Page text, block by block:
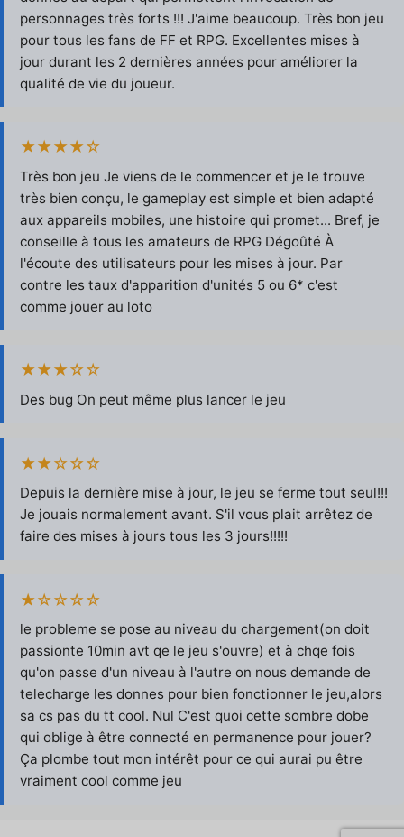
personnages très forts !!! J'aime beaucoup. Très bon jeu
pour tous les fans de FF et RPG. Excellentes mises à
jour durant les 2 dernières années pour améliorer la
qualité de vie du joueur.
★★★★☆
Très bon jeu Je viens de le commencer et je le trouve
très bien conçu, le gameplay est simple et bien adapté
aux appareils mobiles, une histoire qui promet... Bref, je
conseille à tous les amateurs de RPG Dégoûté À
l'écoute des utilisateurs pour les mises à jour. Par
contre les taux d'apparition d'unités 5 ou 6* c'est
comme jouer au loto
★★★☆☆
Des bug On peut même plus lancer le jeu
★★☆☆☆
Depuis la dernière mise à jour, le jeu se ferme tout seul!!!
Je jouais normalement avant. S'il vous plait arrêtez de
faire des mises à jours tous les 3 jours!!!!!
★☆☆☆☆
le probleme se pose au niveau du chargement(on doit
passionte 10min avt qe le jeu s'ouvre) et à chqe fois
qu'on passe d'un niveau à l'autre on nous demande de
telecharge les donnes pour bien fonctionner le jeu,alors
sa cs pas du tt cool. Nul C'est quoi cette sombre dobe
qui oblige à être connecté en permanence pour jouer?
Ça plombe tout mon intérêt pour ce qui aurai pu être
vraiment cool comme jeu